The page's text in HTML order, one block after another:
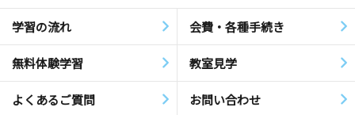
学習の流れ 会費・各種手続き
無料体験学習 教室見学
よくあるご質問 お問い合わせ